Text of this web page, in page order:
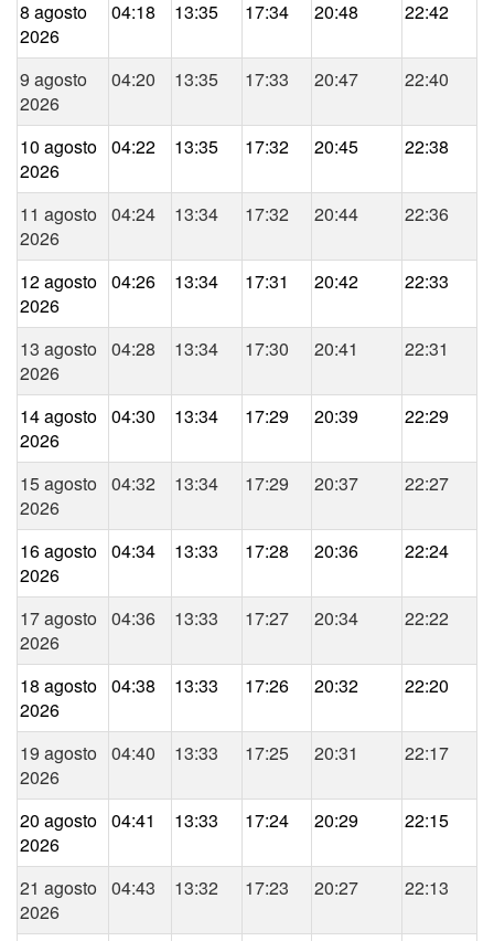
8 agosto
2026
04:18 13:35 17:34 20:48 22:42
9 agosto
2026
04:20 13:35 17:33 20:47 22:40
10 agosto
2026
04:22 13:35 17:32 20:45 22:38
11 agosto
2026
04:24 13:34 17:32 20:44 22:36
12 agosto
2026
04:26 13:34 17:31 20:42 22:33
13 agosto
2026
04:28 13:34 17:30 20:41 22:31
14 agosto
2026
04:30 13:34 17:29 20:39 22:29
15 agosto
2026
04:32 13:34 17:29 20:37 22:27
16 agosto
2026
04:34 13:33 17:28 20:36 22:24
17 agosto
2026
04:36 13:33 17:27 20:34 22:22
18 agosto
2026
04:38 13:33 17:26 20:32 22:20
19 agosto
2026
04:40 13:33 17:25 20:31 22:17
20 agosto
2026
04:41 13:33 17:24 20:29 22:15
21 agosto
2026
04:43 13:32 17:23 20:27 22:13